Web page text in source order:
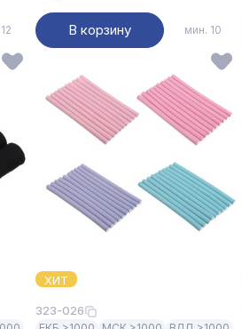
В корзину мин. 10
ХИТ
323-026